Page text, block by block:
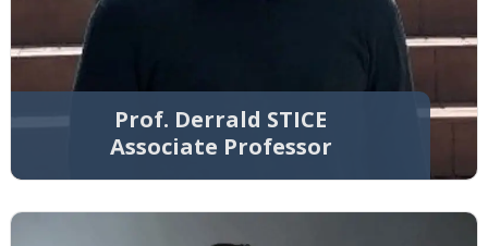
Prof. Derrald STICE
Associate Professor